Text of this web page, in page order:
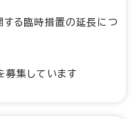
する臨時措置の延長につ
集しています